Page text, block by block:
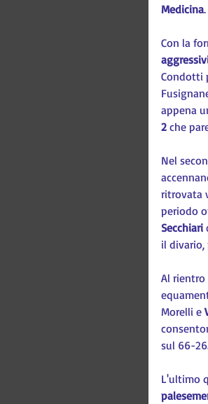
Medicina.
Con la
Condotti
appena
2 che
Nel
ritrovata
periodo
Secchiari
il
Al rientro
Morelli e
sul 66-
L'ultimo